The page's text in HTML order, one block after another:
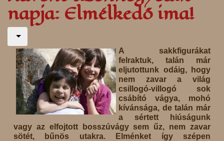
napja: Elmélkedő ima!
A sakkfigurákat
felraktuk, talán már
eljutottunk odáig, hogy
nem zavar a világ
csillogó-villogó sok
csábító vágya, mohó
kívánsága, de talán már
a sértett hiúságunk
vagy az elfojtott bosszúvágy sem űz, nem zavar
sötét, bűnös utakra. Elménket így szépen